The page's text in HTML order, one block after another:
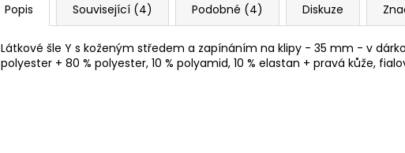
Popis Související (4) Podobné (4) Diskuze
Látkové šle Y s koženým středem a zapínáním na klipy - 35 mm - v
polyester + 80 % polyester, 10 % polyamid, 10 % elastan + pravá kůže,